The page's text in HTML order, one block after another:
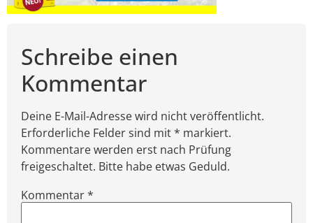
Schreibe einen
Kommentar
Deine E-Mail-Adresse wird nicht veröffentlicht.
Erforderliche Felder sind mit * markiert.
Kommentare werden erst nach Prüfung
freigeschaltet. Bitte habe etwas Geduld.
Kommentar*